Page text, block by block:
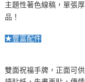
主題性著色線稿，單張
品！
★豐富配件
雙面祝福手牌，正面可